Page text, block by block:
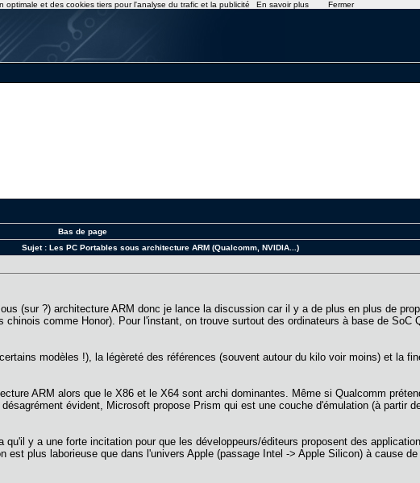
Bas de page
Sujet : Les PC Portables sous architecture ARM (Qualcomm, NVIDIA...)
(sur ?) architecture ARM donc je lance la discussion car il y a de plus en plus de
comme Honor). Pour l'instant, on trouve surtout des ordinateurs à base de SoC
modèles !), la légèreté des références (souvent autour du kilo voir moins) et la
ARM alors que le X86 et le X64 sont archi dominantes. Même si Qualcomm
évident, Microsoft propose Prism qui est une couche d'émulation (à partir
y a une forte incitation pour que les développeurs/éditeurs proposent des
est plus laborieuse que dans l'univers Apple (passage Intel -> Apple Silicon) à cause
optimale et des cookies tiers pour l'analyse du trafic et la publicité En savoir plus Fermer